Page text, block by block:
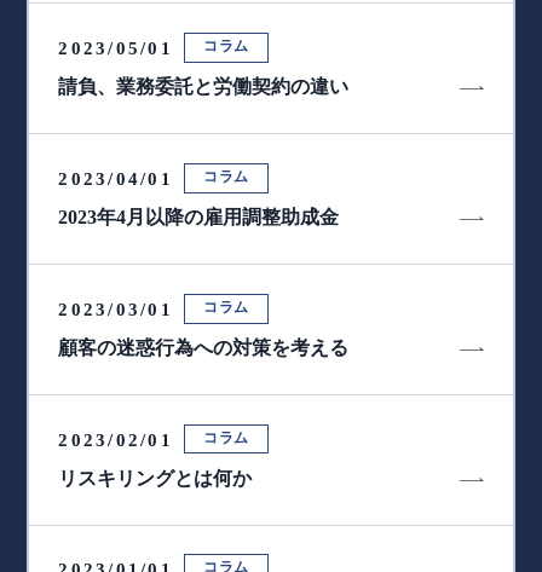
2023/05/01 コラム
請負、業務委託と労働契約の違い
2023/04/01 コラム
2023年4月以降の雇用調整助成金
2023/03/01 コラム
顧客の迷惑行為への対策を考える
2023/02/01 コラム
リスキリングとは何か
コラム